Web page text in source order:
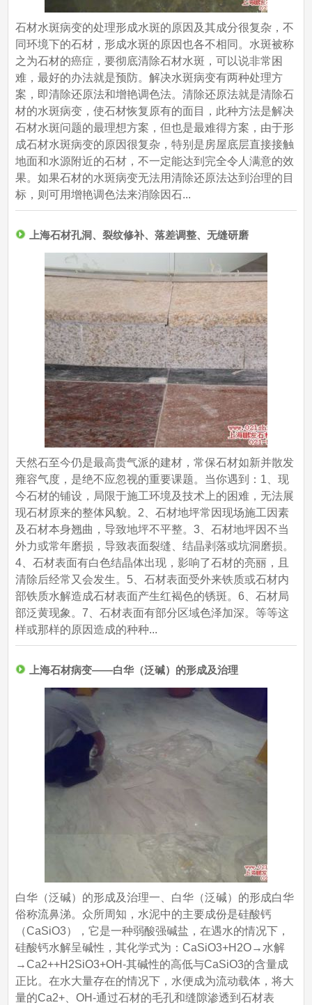
石材水斑病变的处理形成水斑的原因及其成分很复杂，不
同环境下的石材，形成水斑的原因也各不相同。水斑被称
之为石材的癌症，要彻底清除石材水斑，可以说非常困
难，最好的办法就是预防。解决水斑病变有两种处理方
案，即清除还原法和增艳调色法。清除还原法就是清除石
材的水斑病变，使石材恢复原有的面目，此种方法是解决
石材水斑问题的最理想方案，但也是最难得方案，由于形
成石材水斑病变的原因很复杂，特别是房屋底层直接接触
地面和水源附近的石材，不一定能达到完全令人满意的效
果。如果石材的水斑病变无法用清除还原法达到治理的目
标，则可用增艳调色法来消除因石...
上海石材孔洞、裂纹修补、落差调整、无缝研磨
天然石至今仍是最高贵气派的建材，常保石材如新并散发
雍容气度，是绝不应忽视的重要课题。当你遇到：1、现
今石材的铺设，局限于施工环境及技术上的困难，无法展
现石材原来的整体风貌。2、石材地坪常因现场施工因素
及石材本身翘曲，导致地坪不平整。3、石材地坪因不当
外力或常年磨损，导致表面裂缝、结晶剥落或坑洞磨损。
4、石材表面有白色结晶体出现，影响了石材的亮丽，且
清除后经常又会发生。5、石材表面受外来铁质或石材内
部铁质水解造成石材表面产生红褐色的锈斑。6、石材局
部泛黄现象。7、石材表面有部分区域色泽加深。等等这
样或那样的原因造成的种种...
上海石材病变——白华（泛碱）的形成及治理
白华（泛碱）的形成及治理一、白华（泛碱）的形成白华
俗称流鼻涕。众所周知，水泥中的主要成份是硅酸钙
（CaSiO3），它是一种弱酸强碱盐，在遇水的情况下，
硅酸钙水解呈碱性，其化学式为：CaSiO3+H2O→水解
→Ca2++H2SiO3+OH-其碱性的高低与CaSiO3的含量成
正比。在水大量存在的情况下，水便成为流动载体，将大
量的Ca2+、OH-通过石材的毛孔和缝隙渗透到石材表